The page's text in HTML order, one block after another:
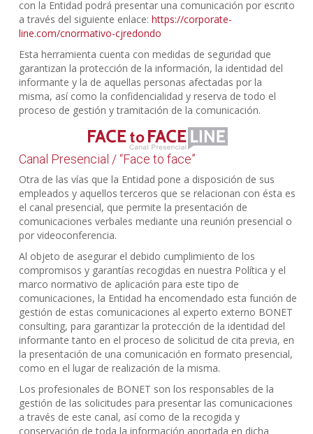
con la Entidad podrá presentar una comunicación por escrito
a través del siguiente enlace: https://corporate-
line.com/cnormativo-cjredondo
Esta herramienta cuenta con medidas de seguridad que
garantizan la protección de la información, la identidad del
informante y la de aquellas personas afectadas por la
misma, así como la confidencialidad y reserva de todo el
proceso de gestión y tramitación de la comunicación.
Canal Presencial / “Face to face”
Otra de las vías que la Entidad pone a disposición de sus
empleados y aquellos terceros que se relacionan con ésta es
el canal presencial, que permite la presentación de
comunicaciones verbales mediante una reunión presencial o
por videoconferencia.
Al objeto de asegurar el debido cumplimiento de los
compromisos y garantías recogidas en nuestra Política y el
marco normativo de aplicación para este tipo de
comunicaciones, la Entidad ha encomendado esta función de
gestión de estas comunicaciones al experto externo BONET
consulting, para garantizar la protección de la identidad del
informante tanto en el proceso de solicitud de cita previa, en
la presentación de una comunicación en formato presencial,
como en el lugar de realización de la misma.
Los profesionales de BONET son los responsables de la
gestión de las solicitudes para presentar las comunicaciones
a través de este canal, así como de la recogida y
conservación de toda la información aportada en dicha